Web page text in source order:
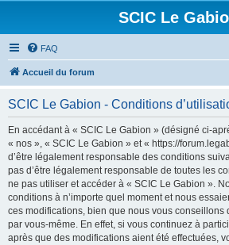
SCIC Le
FAQ
Accueil du forum
SCIC Le Gabion - Conditions
En accédant à « SCIC Le Gabion » (désigné ci-
« nos », « SCIC Le Gabion » et « https://
d’être légalement responsable des conditions
pas d’être légalement responsable de toutes les
ne pas utiliser et accéder à « SCIC Le Gabion ».
conditions à n’importe quel moment et nous
ces modifications, bien que nous vous conseillons
par vous-même. En effet, si vous continuez à
après que des modifications aient été effectuées,